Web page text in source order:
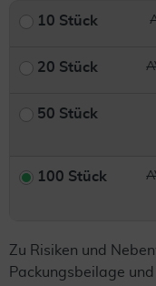
10 Stück
20 Stück
50 Stück
100 Stück
Zu Risiken und
Packungsbeilage